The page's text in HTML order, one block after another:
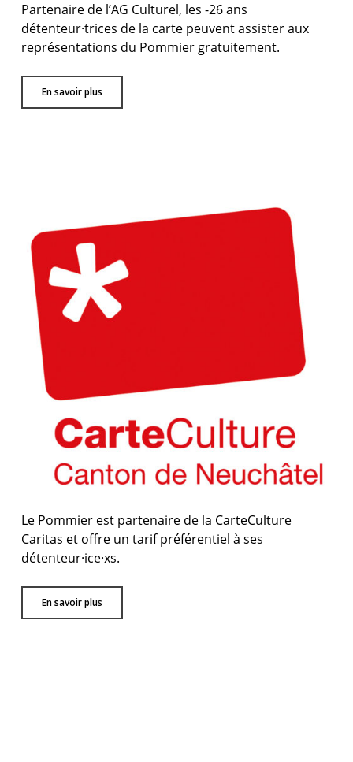
Partenaire de l’AG Culturel, les -26 ans
détenteur·trices de la carte peuvent assister aux
représentations du Pommier gratuitement.
En savoir plus
Le Pommier est partenaire de la CarteCulture
Caritas et offre un tarif préférentiel à ses
détenteur·ice·xs.
En savoir plus